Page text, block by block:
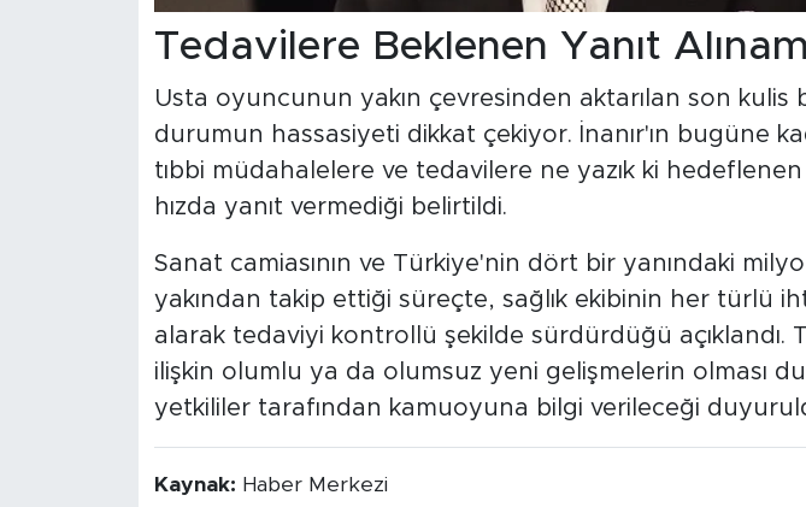
Tedavilere Beklenen Yanıt
Usta oyuncunun yakın çevresinden aktarılan son kulis
durumun hassasiyeti dikkat çekiyor. İnanır'ın bugüne
tıbbi müdahalelere ve tedavilere ne yazık ki
hızda yanıt vermediği belirtildi.
Sanat camiasının ve Türkiye'nin dört bir yanındaki
yakından takip ettiği süreçte, sağlık ekibinin her türlü
alarak tedaviyi kontrollü şekilde sürdürdüğü açıklandı.
ilişkin olumlu ya da olumsuz yeni gelişmelerin olması
yetkililer tarafından kamuoyuna bilgi verileceği
Kaynak: Haber Merkezi